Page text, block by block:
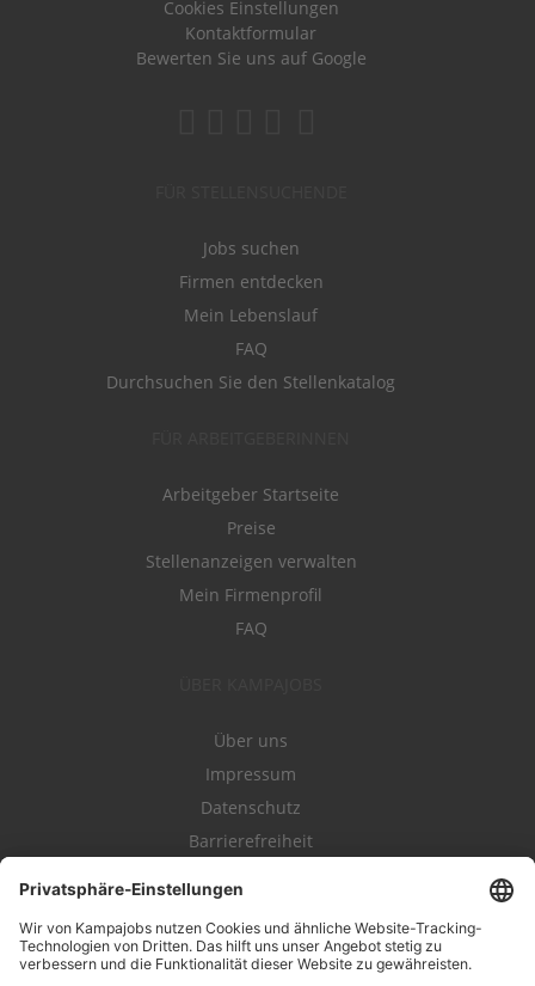
Cookies Einstellungen
Kontaktformular
Bewerten Sie uns auf Google
Jobs suchen
Firmen entdecken
Mein Lebenslauf
FAQ
Durchsuchen Sie den Stellenkatalog
Arbeitgeber Startseite
Preise
Stellenanzeigen verwalten
Mein Firmenprofil
FAQ
Über uns
Impressum
Datenschutz
Barrierefreiheit
Kampahire
Kampagnenforum